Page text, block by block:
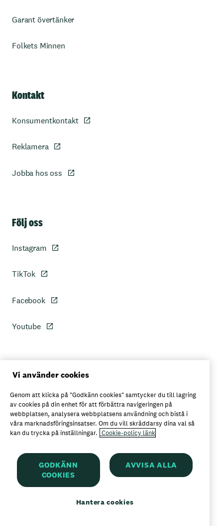
Garant övertänker
Folkets Minnen
Kontakt
Konsumentkontakt
Reklamera
Jobba hos oss
Följ oss
Instagram
TikTok
Facebook
Youtube
Personuppgiftspolicy
Axfoods integritetspolicy
Här kan du köpa Garant
Garant är ett registrerat varumärke för
Vi använder cookies
Genom att klicka på "Godkänn cookies" samtycker du till lagring
av cookies på din enhet för att förbättra navigeringen på
webbplatsen, analysera webbplatsens användning och bistå i
våra marknadsföringsinsatser. Om du vill skräddarsy dina val så
kan du trycka på inställningar. Cookie-policy länk
GODKÄNN
COOKIES
AVVISA ALLA
Hantera cookies